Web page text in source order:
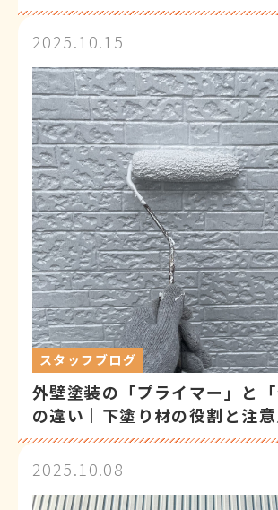
2025.10.15
スタッフブログ
外壁塗装の「プライマー」と「
の違い｜下塗り材の役割と注
2025.10.08